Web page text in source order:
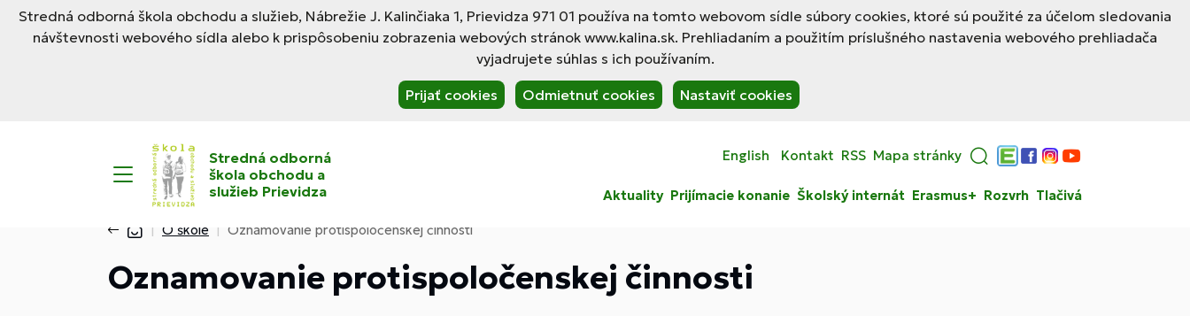
Stredná odborná škola obchodu a služieb, Nábrežie J. Kalinčiaka 1, Prievidza 971 01 používa na tomto webovom sídle súbory cookies, ktoré sú použité za účelom sledovania
návštevnosti webového sídla alebo k prispôsobeniu zobrazenia webových stránok www.kalina.sk. Prehliadaním a použitím príslušného nastavenia webového prehliadača
vyjadrujete súhlas s ich používaním.
Prijať cookies Odmietnuť cookies Nastaviť cookies
Stredná odborná
škola obchodu a
služieb Prievidza
English Kontakt RSS Mapa stránky
Edupage
Facebook
Instagram
YouTube
Aktuality Prijímacie konanie Školský internát Erasmus+ Rozvrh Tlačivá
O škole Oznamovanie protispoločenskej činnosti
Oznamovanie protispoločenskej činnosti